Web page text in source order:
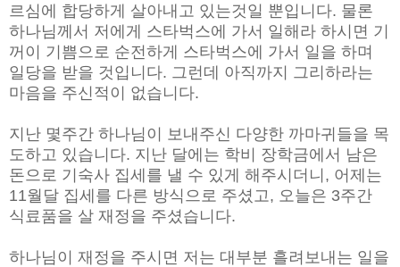
르심에 합당하게 살아내고 있는것일 뿐입니다. 물론
하나님께서 저에게 스타벅스에 가서 일해라 하시면 기
꺼이 기쁨으로 순전하게 스타벅스에 가서 일을 하며
일당을 받을 것입니다. 그런데 아직까지 그리하라는
마음을 주신적이 없습니다.
지난 몇주간 하나님이 보내주신 다양한 까마귀들을 목
도하고 있습니다. 지난 달에는 학비 장학금에서 남은
돈으로 기숙사 집세를 낼 수 있게 해주시더니, 어제는
11월달 집세를 다른 방식으로 주셨고, 오늘은 3주간
식료품을 살 재정을 주셨습니다.
하나님이 재정을 주시면 저는 대부분 흘려보내는 일을